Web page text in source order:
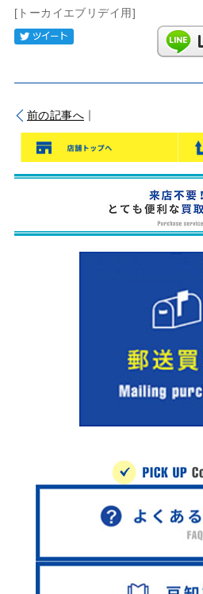
[トーカイエブリデイ用]
Tweet
前の記事へ ｜